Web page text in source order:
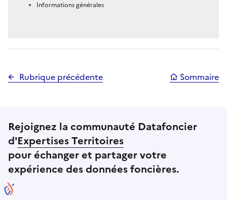
Informations générales
Rubrique précédente Sommaire
Rejoignez la communauté Datafoncier
d'Expertises Territoires
pour échanger et partager votre
expérience des données foncières.